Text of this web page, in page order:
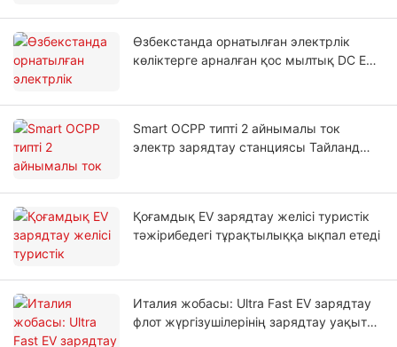
Өзбекстанда орнатылған электрлік
көліктерге арналған қос мылтық DC EV
Smart OCPP типті 2 айнымалы ток
электр зарядтау станциясы Тайланд
Қоғамдық EV зарядтау желісі туристік
тәжірибедегі тұрақтылыққа ықпал етеді
Италия жобасы: Ultra Fast EV зарядтау
флот жүргізушілерінің зарядтау уақытын